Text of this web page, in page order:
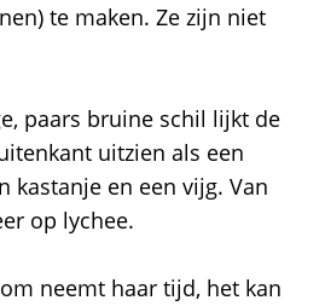
te maken. Ze zijn niet
paars bruine schil lijkt de
uitzien als een
kastanje en een vijg. Van
op lychee.
neemt haar tijd, het kan